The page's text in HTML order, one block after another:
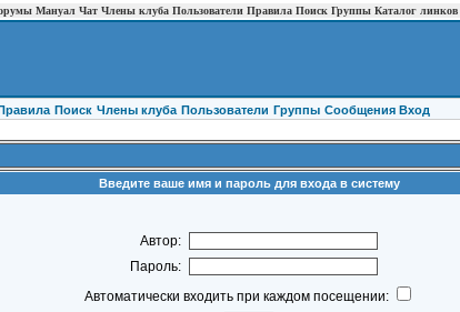
Мануал Чат Члены клуба Пользователи Правила Поиск Группы Каталог линков
Поиск Члены клуба Пользователи Группы Cообщения Вход
Введите ваше имя и пароль для входа в систему
Автор:
Пароль:
Автоматически входить при каждом посещении: